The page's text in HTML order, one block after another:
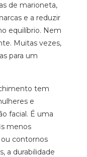
de marioneta,
e a reduzir
equilíbrio. Nem
Muitas vezes,
para um
tem
e
facial. É uma
menos
contornos
a durabilidade